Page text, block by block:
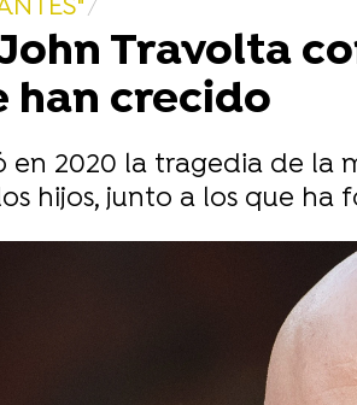
Travolta
han crecido
en 2020 la tragedia de la
hijos, junto a los que